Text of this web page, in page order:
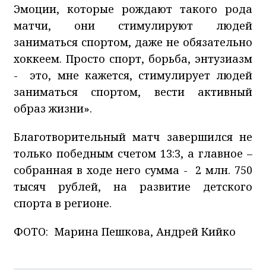
Эмоции, которые рождают такого рода
матчи, они стимулируют людей
заниматься спортом, даже не обязательно
хоккеем. Просто спорт, борьба, энтузиазм
- это, мне кажется, стимулирует людей
заниматься спортом, вести активный
образ жизни».
Благотворительный матч завершился не
только победным счетом 13:3, а главное –
собранная в ходе него сумма - 2 млн. 750
тысяч рублей, на развитие детского
спорта в регионе.
ФОТО: Марина Пешкова, Андрей Кийко